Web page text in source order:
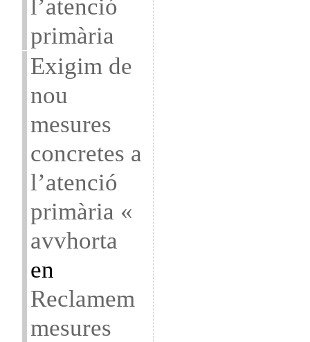
l’atenció
primària
Exigim de
nou
mesures
concretes a
l’atenció
primària «
avvhorta
en
Reclamem
mesures